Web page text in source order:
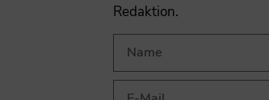
Redaktion.